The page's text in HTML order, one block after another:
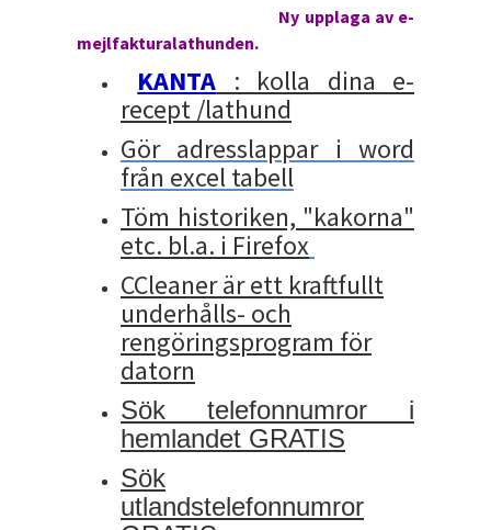
Ny upplaga av e-
mejlfakturalathunden.
KANTA : kolla dina e-
recept /lathund
Gör adresslappar i word
från excel tabell
Töm historiken, "kakorna"
etc. bl.a. i Firefox
CCleaner är ett kraftfullt
underhålls- och
rengöringsprogram för
datorn
Sök telefonnumror i
hemlandet GRATIS
Sök
utlandstelefonnumror